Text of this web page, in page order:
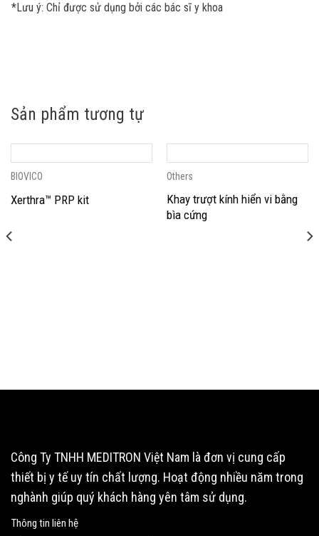
*Lưu ý: Chỉ được sử dụng bởi các bác sĩ y khoa
Sản phẩm tương tự
BIOVICO
Xerthra™ PRP kit
Others
Khay trượt kính hiển vi bằng
bìa cứng
Công Ty TNHH MEDITRON Việt Nam là đơn vị cung cấp
thiết bị y tế uy tín chất lượng. Hoạt động nhiều năm trong
nghành giúp quý khách hàng yên tâm sử dụng.
Thông tin liên hệ